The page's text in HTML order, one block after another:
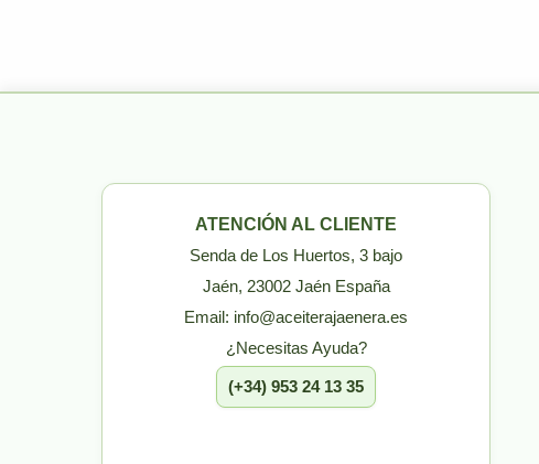
ATENCIÓN AL CLIENTE
Senda de Los Huertos, 3 bajo
Jaén, 23002 Jaén España
Email: info@aceiterajaenera.es
¿Necesitas Ayuda?
(+34) 953 24 13 35